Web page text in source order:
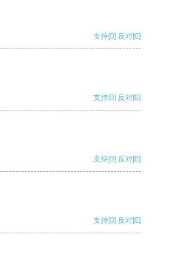
支持[0] 反对[0]
支持[0] 反对[0]
支持[0] 反对[0]
支持[0] 反对[0]